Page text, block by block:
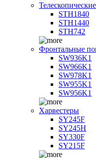
STH1840
STH1440
STH742
Фронтальные
SW936K1
SW966K1
SW978K1
SW955K1
SW956K1
Харвестеры
SY245F
SY245H
SY330F
SY215F